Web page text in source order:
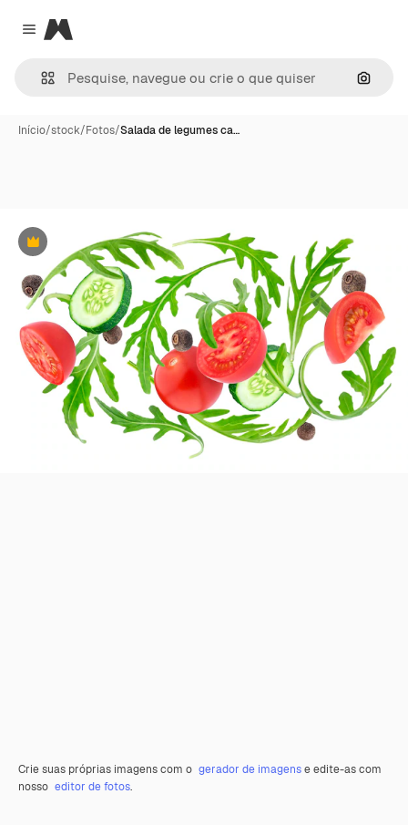
Close menu
Magnific
Início/stock/Fotos/Salada de legumes ca…
Premium
Crie suas próprias imagens com o gerador de imagense edite-as com
nosso editor de fotos.